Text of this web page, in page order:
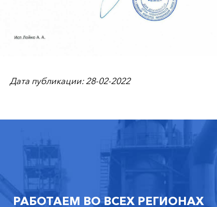
Дата публикации: 28-02-2022
РАБОТАЕМ ВО ВСЕХ РЕГИОНАХ